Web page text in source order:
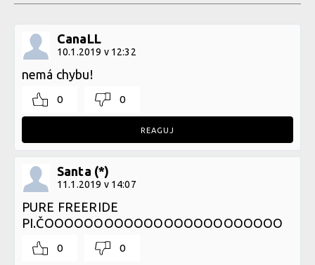
CanaLL
10.1.2019 v 12:32
nemá chybu!
0 0
REAGUJ
Santa (*)
11.1.2019 v 14:07
PURE FREERIDE
PI.ČOOOOOOOOOOOOOOOOOOOOOOOO
0 0